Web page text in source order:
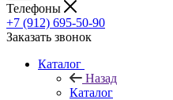
Телефоны
+7 (912) 695-50-90
Заказать звонок
Каталог
Назад
Каталог